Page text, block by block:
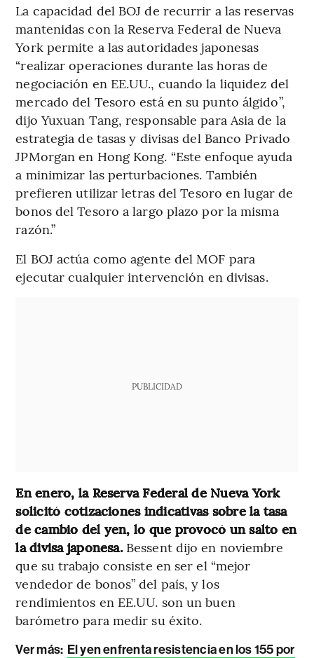
La capacidad del BOJ de recurrir a las reservas
mantenidas con la Reserva Federal de Nueva
York permite a las autoridades japonesas
“realizar operaciones durante las horas de
negociación en EE.UU., cuando la liquidez del
mercado del Tesoro está en su punto álgido”,
dijo Yuxuan Tang, responsable para Asia de la
estrategia de tasas y divisas del Banco Privado
JPMorgan en Hong Kong. “Este enfoque ayuda
a minimizar las perturbaciones. También
prefieren utilizar letras del Tesoro en lugar de
bonos del Tesoro a largo plazo por la misma
razón.”
El BOJ actúa como agente del MOF para
ejecutar cualquier intervención en divisas.
PUBLICIDAD
En enero, la Reserva Federal de Nueva York
solicitó cotizaciones indicativas sobre la tasa
de cambio del yen, lo que provocó un salto en
la divisa japonesa.Bessent dijo en noviembre
que su trabajo consiste en ser el “mejor
vendedor de bonos” del país, y los
rendimientos en EE.UU. son un buen
barómetro para medir su éxito.
Ver más: El yen enfrenta resistencia en los 155 por